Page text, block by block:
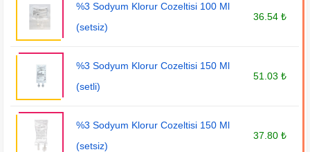
%3 Sodyum Klorur Cozeltisi 100 Ml
(setsiz)
36.54 ₺
%3 Sodyum Klorur Cozeltisi 150 Ml
(setli)
51.03 ₺
%3 Sodyum Klorur Cozeltisi 150 Ml
(setsiz)
37.80 ₺